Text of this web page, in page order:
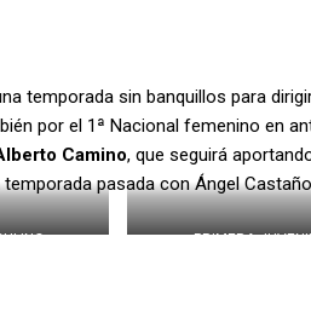
temporada sin banquillos para
por el 1ª Nacional femenino en
Camino, que seguirá
pasada con Ángel
PRIMERA